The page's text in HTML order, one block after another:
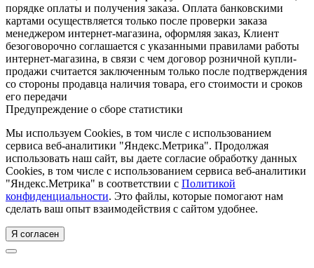
порядке оплаты и получения заказа. Оплата банковскими
картами осуществляется только после проверки заказа
менеджером интернет-магазина, оформляя заказ, Клиент
безоговорочно соглашается с указанными правилами работы
интернет-магазина, в связи с чем договор розничной купли-
продажи считается заключенным только после подтверждения
со стороны продавца наличия товара, его стоимости и сроков
его передачи
Предупреждение о сборе статистики
Мы используем Cookies, в том числе с использованием
сервиса веб-аналитики "Яндекс.Метрика". Продолжая
использовать наш сайт, вы даете согласие обработку данных
Cookies, в том числе с использованием сервиса веб-аналитики
"Яндекс.Метрика" в соответствии с Политикой
конфиденциальности. Это файлы, которые помогают нам
сделать ваш опыт взаимодействия с сайтом удобнее.
Я согласен